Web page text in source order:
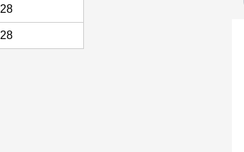
28
28